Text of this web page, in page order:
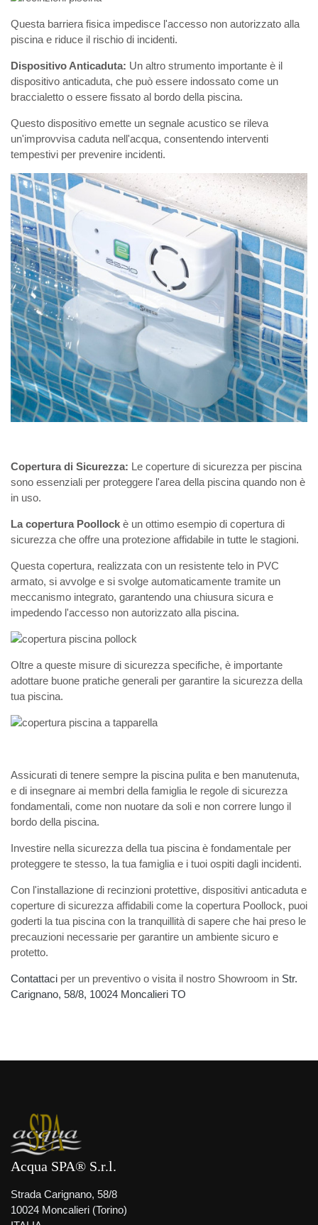
Questa barriera fisica impedisce l'accesso non autorizzato alla
piscina e riduce il rischio di incidenti.
Dispositivo Anticaduta: Un altro strumento importante è il
dispositivo anticaduta, che può essere indossato come un
braccialetto o essere fissato al bordo della piscina.
Questo dispositivo emette un segnale acustico se rileva
un'improvvisa caduta nell'acqua, consentendo interventi
tempestivi per prevenire incidenti.
Copertura di Sicurezza: Le coperture di sicurezza per piscina
sono essenziali per proteggere l'area della piscina quando non è
in uso.
La copertura Poollock è un ottimo esempio di copertura di
sicurezza che offre una protezione affidabile in tutte le stagioni.
Questa copertura, realizzata con un resistente telo in PVC
armato, si avvolge e si svolge automaticamente tramite un
meccanismo integrato, garantendo una chiusura sicura e
impedendo l'accesso non autorizzato alla piscina.
Oltre a queste misure di sicurezza specifiche, è importante
adottare buone pratiche generali per garantire la sicurezza della
tua piscina.
Assicurati di tenere sempre la piscina pulita e ben manutenuta,
e di insegnare ai membri della famiglia le regole di sicurezza
fondamentali, come non nuotare da soli e non correre lungo il
bordo della piscina.
Investire nella sicurezza della tua piscina è fondamentale per
proteggere te stesso, la tua famiglia e i tuoi ospiti dagli incidenti.
Con l'installazione di recinzioni protettive, dispositivi anticaduta e
coperture di sicurezza affidabili come la copertura Poollock, puoi
goderti la tua piscina con la tranquillità di sapere che hai preso le
precauzioni necessarie per garantire un ambiente sicuro e
protetto.
Contattaci per un preventivo o visita il nostro Showroom in Str.
Carignano, 58/8, 10024 Moncalieri TO
Acqua SPA® S.r.l.
Strada Carignano, 58/8
10024 Moncalieri (Torino)